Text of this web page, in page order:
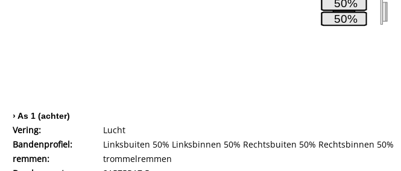
50%
50%
› As 1 (achter)
Vering:
Lucht
Bandenprofiel:
Linksbuiten 50% Linksbinnen 50% Rechtsbuiten 50% Rechtsbinnen 50%
remmen:
trommelremmen